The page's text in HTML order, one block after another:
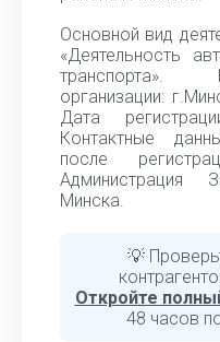
Основной вид
«Деятельность
транспорта».
организации:
Дата
Контактные
после
Администрация
Минска.
💡
Откройте
48 часов